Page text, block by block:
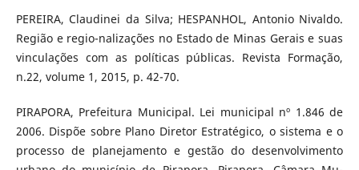
PEREIRA, Claudinei da Silva; HESPANHOL, Antonio Nivaldo.
Região e regio-nalizações no Estado de Minas Gerais e suas
vinculações com as políticas públicas. Revista Formação,
n.22, volume 1, 2015, p. 42-70.
PIRAPORA, Prefeitura Municipal. Lei municipal nº 1.846 de
2006. Dispõe sobre Plano Diretor Estratégico, o sistema e o
processo de planejamento e gestão do desenvolvimento